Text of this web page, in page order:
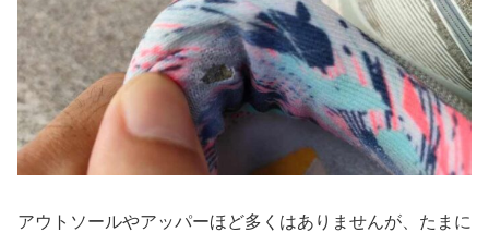
アウトソールやアッパーほど多くはありませんが、たまに